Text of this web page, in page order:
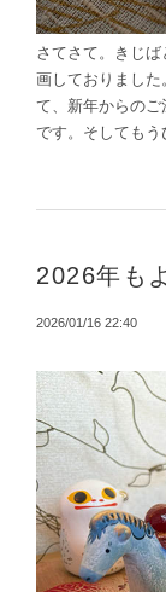
さてさて。きじ
画しておりまし
て、新年からのご
です。そしてもう
2026年も
2026/01/16 22:40